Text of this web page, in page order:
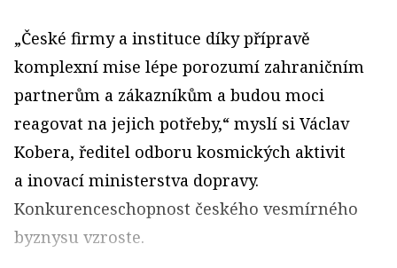
„České firmy a instituce díky přípravě
komplexní mise lépe porozumí zahraničním
partnerům a zákazníkům a budou moci
reagovat na jejich potřeby,“ myslí si Václav
Kobera, ředitel odboru kosmických aktivit
a inovací ministerstva dopravy.
Konkurenceschopnost českého vesmírného
byznysu vzroste.